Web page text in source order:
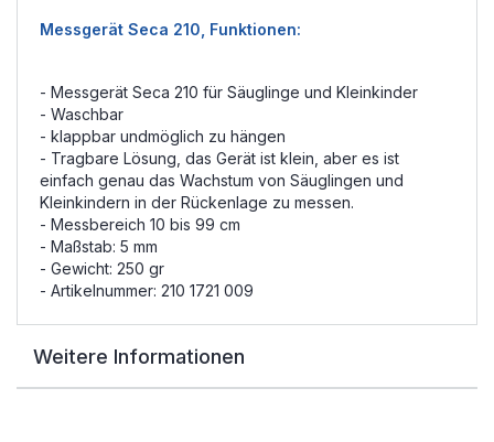
Messgerät Seca 210, Funktionen:
- Messgerät Seca 210 für Säuglinge und Kleinkinder
- Waschbar
- klappbar undmöglich zu hängen
- Tragbare Lösung, das Gerät ist klein, aber es ist
einfach genau das Wachstum von Säuglingen und
Kleinkindern in der Rückenlage zu messen.
- Messbereich 10 bis 99 cm
- Maßstab: 5 mm
- Gewicht: 250 gr
- Artikelnummer: 210 1721 009
Weitere Informationen